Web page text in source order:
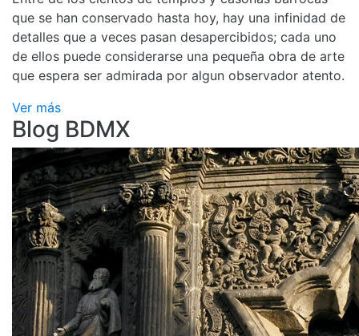
que se han conservado hasta hoy, hay una infinidad de
detalles que a veces pasan desapercibidos; cada uno
de ellos puede considerarse una pequeña obra de arte
que espera ser admirada por algun observador atento.
Ver más
Blog BDMX